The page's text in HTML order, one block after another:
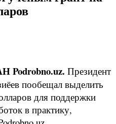
Podrobno.uz. Президент
пообещал выделить
для поддержки
в практику,